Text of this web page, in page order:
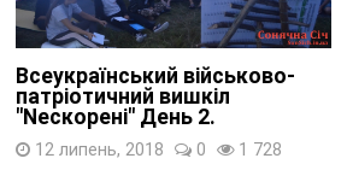
Всеукраїнський військово-
патріотичний вишкіл
"Nескорені" День 2.
12 липень, 2018 0 1 728